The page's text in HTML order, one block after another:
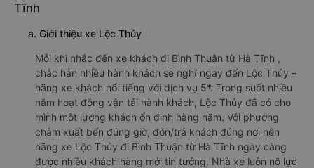
Tĩnh
a. Giới thiệu xe Lộc Thủy
Mỗi khi nhắc đến xe khách đi Bình Thuận từ Hà Tĩnh ,
chắc hẳn nhiều hành khách sẽ nghĩ ngay đến Lộc Thủy –
hãng xe khách nổi tiếng với dịch vụ 5*. Trong suốt nhiều
năm hoạt động vận tải hành khách, Lộc Thủy đã có cho
mình một lượng khách ổn định hàng năm. Với phương
châm xuất bến đúng giờ, đón/trả khách đúng nơi nên
hãng xe Lộc Thủy đi Bình Thuận từ Hà Tĩnh ngày càng
được nhiều khách hàng mới tin tưởng. Nhà xe luôn nỗ lực